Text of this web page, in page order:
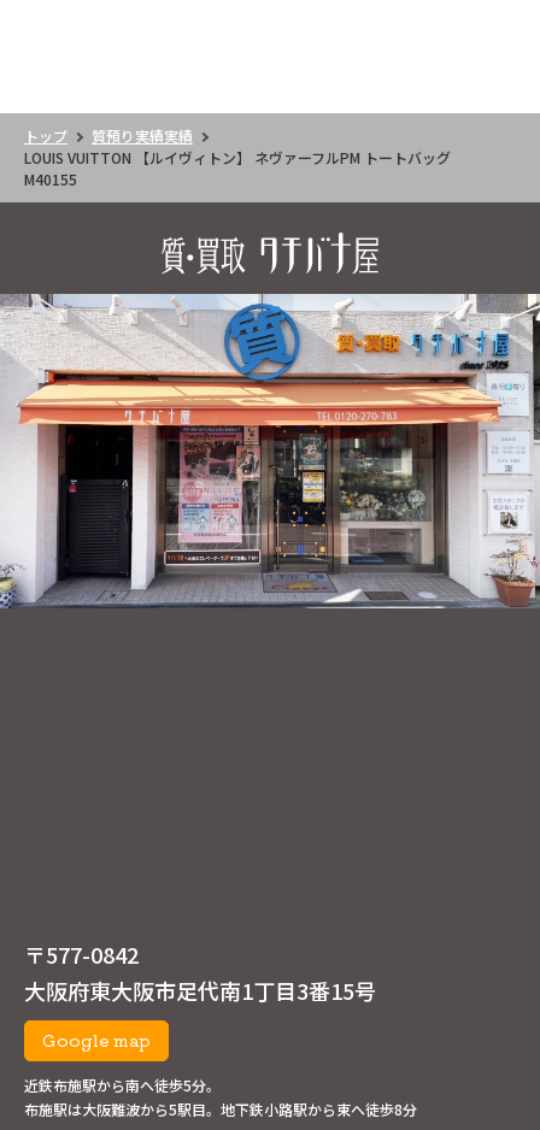
トップ
質預り実績実績
LOUIS VUITTON 【ルイヴィトン】 ネヴァーフルPM トートバッグ
M40155
〒577-0842
大阪府東大阪市足代南1丁目3番15号
Google map
近鉄布施駅から南へ徒歩5分。
布施駅は大阪難波から5駅目。地下鉄小路駅から東へ徒歩8分